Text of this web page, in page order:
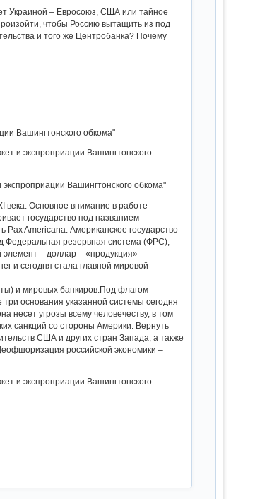
Украиной – Евросоюз, США или тайное
чтобы Россию вытащить из под
и того же Центробанка? Почему
Вашингтонского обкома"
и экспроприации Вашингтонского
Вашингтонского обкома"
века. Основное внимание в работе
государство под названием
Americana. Американское государство
Федеральная резервная система (ФРС),
– доллар – «продукция»
и сегодня стала главной мировой
и мировых банкиров.Под флагом
основания указанной системы сегодня
несет угрозы всему человечеству, в том
санкций со стороны Америки. Вернуть
США и других стран Запада, а также
российской экономики –
и экспроприации Вашингтонского